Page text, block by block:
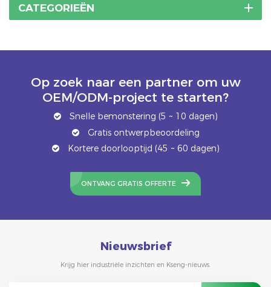
CATEGORIEËN
Op zoek naar een partner om uw
OEM/ODM-project te starten?
Snelle bemonstering (5 ~ 10 dagen)
Gratis ontwerpbeoordeling
Kortere doorlooptijd (45 ~ 60 dagen)
ONTVANG GRATIS OFFERTE
Nieuwsbrief
Krijg hier industriële inzichten en Kseng-nieuws.